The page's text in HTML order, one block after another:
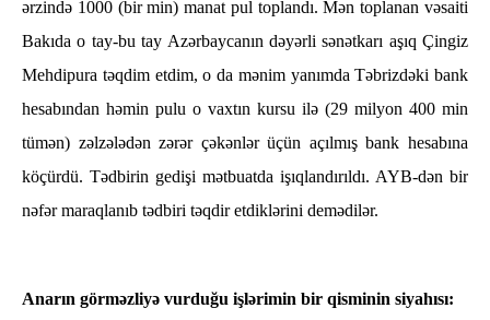
ərzində 1000 (bir min) manat pul toplandı. Mən toplanan vəsaiti
Bakıda o tay-bu tay Azərbaycanın dəyərli sənətkarı aşıq Çingiz
Mehdipura təqdim etdim, o da mənim yanımda Təbrizdəki bank
hesabından həmin pulu o vaxtın kursu ilə (29 milyon 400 min
tümən) zəlzələdən zərər çəkənlər üçün açılmış bank hesabına
köçürdü. Tədbirin gedişi mətbuatda işıqlandırıldı. AYB-dən bir
nəfər maraqlanıb tədbiri təqdir etdiklərini demədilər.
Anarın görməzliyə vurduğu işlərimin bir qisminin siyahısı: